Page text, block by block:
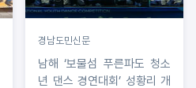
경남도민신문
남해 ‘보물섬 푸른파도 청소
년 댄스 경연대회’ 성황리 개